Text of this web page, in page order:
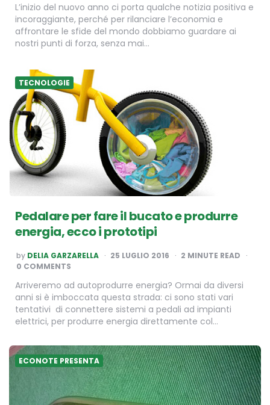
L’inizio del nuovo anno ci porta qualche notizia positiva e
incoraggiante, perché per rilanciare l’economia e
affrontare le sfide del mondo dobbiamo guardare ai
nostri punti di forza, senza mai…
TECNOLOGIE
Pedalare per fare il bucato e produrre
energia, ecco i prototipi
POSTED
BY
by DELIA GARZARELLA 25 LUGLIO 2016 2 MINUTE READ
0 COMMENTS
Arriveremo ad autoprodurre energia? Ormai da diversi
anni si è imboccata questa strada: ci sono stati vari
tentativi di connettere sistemi a pedali ad impianti
elettrici, per produrre energia direttamente col…
ECONOTE PRESENTA